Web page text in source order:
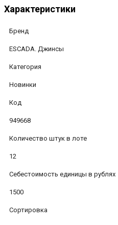
Характеристики
Бренд
ESCADA. Джинсы
Категория
Новинки
Код
949668
Количество штук в лоте
12
Себестоимость единицы в рублях
1500
Сортировка